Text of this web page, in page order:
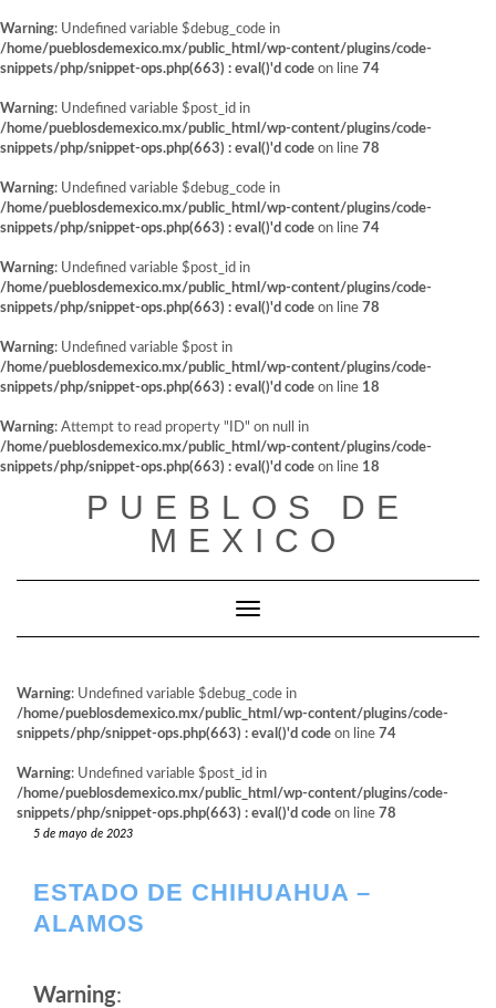
Warning: Undefined variable $debug_code in
/home/pueblosdemexico.mx/public_html/wp-content/plugins/code-
snippets/php/snippet-ops.php(663) : eval()'d code on line 74
Warning: Undefined variable $post_id in
/home/pueblosdemexico.mx/public_html/wp-content/plugins/code-
snippets/php/snippet-ops.php(663) : eval()'d code on line 78
Warning: Undefined variable $debug_code in
/home/pueblosdemexico.mx/public_html/wp-content/plugins/code-
snippets/php/snippet-ops.php(663) : eval()'d code on line 74
Warning: Undefined variable $post_id in
/home/pueblosdemexico.mx/public_html/wp-content/plugins/code-
snippets/php/snippet-ops.php(663) : eval()'d code on line 78
Warning: Undefined variable $post in
/home/pueblosdemexico.mx/public_html/wp-content/plugins/code-
snippets/php/snippet-ops.php(663) : eval()'d code on line 18
Warning: Attempt to read property "ID" on null in
/home/pueblosdemexico.mx/public_html/wp-content/plugins/code-
snippets/php/snippet-ops.php(663) : eval()'d code on line 18
PUEBLOS DE
MEXICO
Cambiar modo de navegación
Warning: Undefined variable $debug_code in
/home/pueblosdemexico.mx/public_html/wp-content/plugins/code-
snippets/php/snippet-ops.php(663) : eval()'d code on line 74
Warning: Undefined variable $post_id in
/home/pueblosdemexico.mx/public_html/wp-content/plugins/code-
snippets/php/snippet-ops.php(663) : eval()'d code on line 78
5 de mayo de 2023
ESTADO DE CHIHUAHUA –
ALAMOS
Warning: